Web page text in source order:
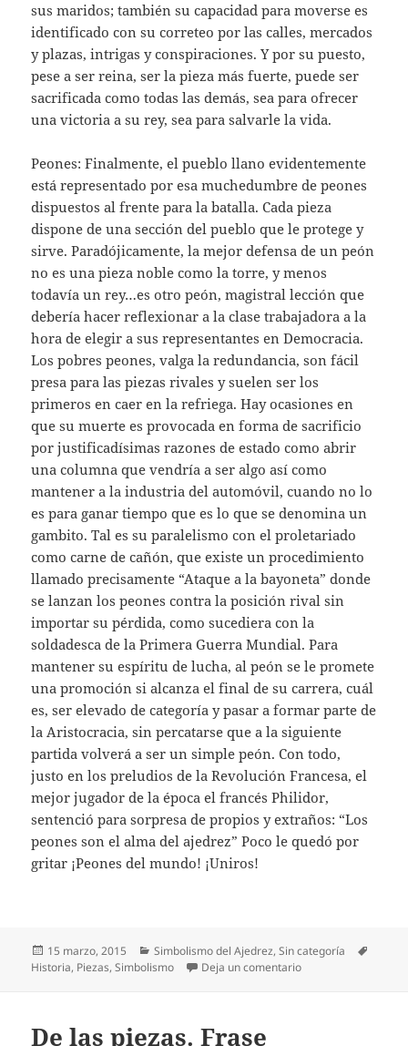
sus maridos; también su capacidad para moverse es
identificado con su correteo por las calles, mercados
y plazas, intrigas y conspiraciones. Y por su puesto,
pese a ser reina, ser la pieza más fuerte, puede ser
sacrificada como todas las demás, sea para ofrecer
una victoria a su rey, sea para salvarle la vida.
Peones: Finalmente, el pueblo llano evidentemente
está representado por esa muchedumbre de peones
dispuestos al frente para la batalla. Cada pieza
dispone de una sección del pueblo que le protege y
sirve. Paradójicamente, la mejor defensa de un peón
no es una pieza noble como la torre, y menos
todavía un rey…es otro peón, magistral lección que
debería hacer reflexionar a la clase trabajadora a la
hora de elegir a sus representantes en Democracia.
Los pobres peones, valga la redundancia, son fácil
presa para las piezas rivales y suelen ser los
primeros en caer en la refriega. Hay ocasiones en
que su muerte es provocada en forma de sacrificio
por justificadísimas razones de estado como abrir
una columna que vendría a ser algo así como
mantener a la industria del automóvil, cuando no lo
es para ganar tiempo que es lo que se denomina un
gambito. Tal es su paralelismo con el proletariado
como carne de cañón, que existe un procedimiento
llamado precisamente “Ataque a la bayoneta” donde
se lanzan los peones contra la posición rival sin
importar su pérdida, como sucediera con la
soldadesca de la Primera Guerra Mundial. Para
mantener su espíritu de lucha, al peón se le promete
una promoción si alcanza el final de su carrera, cuál
es, ser elevado de categoría y pasar a formar parte de
la Aristocracia, sin percatarse que a la siguiente
partida volverá a ser un simple peón. Con todo,
justo en los preludios de la Revolución Francesa, el
mejor jugador de la época el francés Philidor,
sentenció para sorpresa de propios y extraños: “Los
peones son el alma del ajedrez” Poco le quedó por
gritar ¡Peones del mundo! ¡Uniros!
Publicado
el
15 marzo, 2015 Categorías
Simbolismo del Ajedrez,Sin categoría
Historia, Piezas,Simbolismo Deja un comentarioen La ideología
De las piezas. Frase